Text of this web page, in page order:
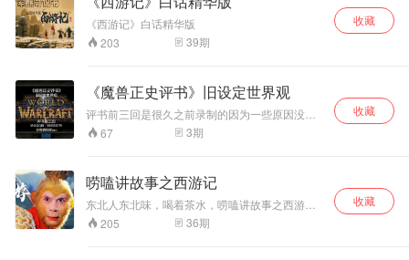
《西游记》白话精华版
203
39期
收藏
《魔兽正史评书》旧设定世界观
评书前三回是很久之前录制的因为一些原因没有
讲编年史设定，而是九城时期艾泽拉斯大图书馆
内容...目前设定已经改变，我也打算将编年史内
67 3期
收藏
唠嗑讲故事之西游记
东北人东北味，喝着茶水，唠嗑讲故事之西游
记，一边唠嗑一边讲故事，今天讲讲西游记的故
事。欢迎关注我，在评论区，和我一起唠唠嗑。
205 36期
收藏